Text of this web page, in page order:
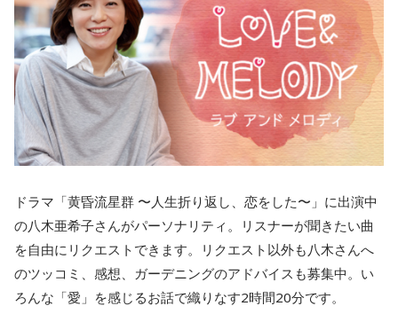
ドラマ「黄昏流星群 〜人生折り返し、恋をした〜」に出演中
の八木亜希子さんがパーソナリティ。リスナーが聞きたい曲
を自由にリクエストできます。リクエスト以外も八木さんへ
のツッコミ、感想、ガーデニングのアドバイスも募集中。い
ろんな「愛」を感じるお話で織りなす2時間20分です。